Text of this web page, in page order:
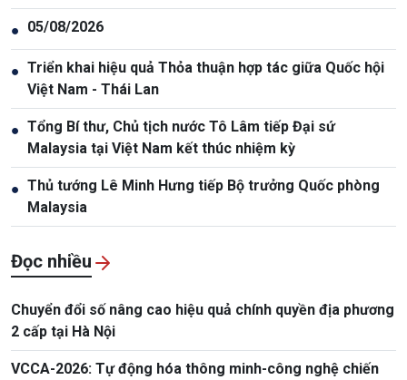
● 05/08/2026
● Triển khai hiệu quả Thỏa thuận hợp tác giữa Quốc hội
Việt Nam - Thái Lan
● Tổng Bí thư, Chủ tịch nước Tô Lâm tiếp Đại sứ
Malaysia tại Việt Nam kết thúc nhiệm kỳ
● Thủ tướng Lê Minh Hưng tiếp Bộ trưởng Quốc phòng
Malaysia
Đọc nhiều
Chuyển đổi số nâng cao hiệu quả chính quyền địa phương
2 cấp tại Hà Nội
VCCA-2026: Tự động hóa thông minh-công nghệ chiến